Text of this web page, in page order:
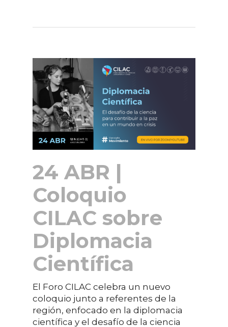
24 ABR |
Coloquio
CILAC sobre
Diplomacia
Científica
El Foro CILAC celebra un nuevo
coloquio junto a referentes de la
región, enfocado en la diplomacia
científica y el desafío de la ciencia